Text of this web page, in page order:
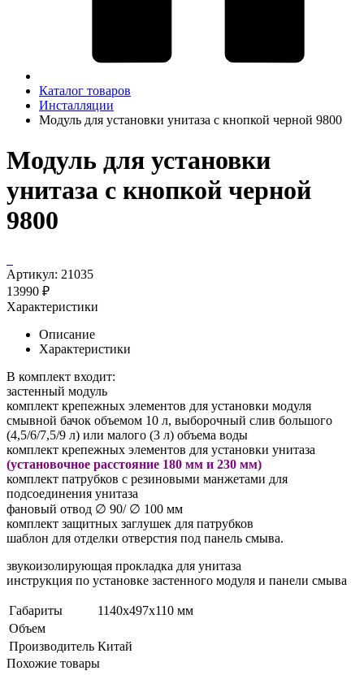
Каталог товаров
Инсталляции
Модуль для установки унитаза с кнопкой черной 9800
Модуль для установки
унитаза с кнопкой черной
9800
Артикул: 21035
13990 ₽
Характеристики
Описание
Характеристики
В комплект входит:
застенный модуль
комплект крепежных элементов для установки модуля
смывной бачок объемом 10 л, выборочный слив большого
(4,5/6/7,5/9 л) или малого (3 л) объема воды
комплект крепежных элементов для установки унитаза
(установочное расстояние 180 мм и 230 мм)
комплект патрубков с резиновыми манжетами для
подсоединения унитаза
фановый отвод ∅ 90/ ∅ 100 мм
комплект защитных заглушек для патрубков
шаблон для отделки отверстия под панель смыва.
звукоизолирующая прокладка для унитаза
инструкция по установке застенного модуля и панели смыва
Габариты
1140х497х110 мм
Объем
Производитель Китай
Похожие товары